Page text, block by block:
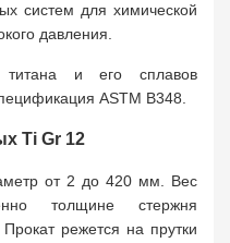
систем для химической
давления.
и его сплавов
ASTM B348.
Ti Gr 12
от 2 до 420 мм. Вес
толщине стержня
режется на прутки